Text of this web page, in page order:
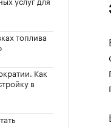
топлива
Как
в